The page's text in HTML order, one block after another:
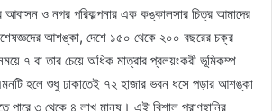
আবাসন ও নগর পরিকল্পনার এক কঙ্কালসার চিত্র আমাদের
আশঙ্কা, দেশে ১৫০ থেকে ২০০ বছরের চক্র
৭ বা তার চেয়ে অধিক মাত্রার প্রলয়ংকরী ভূমিকম্প
হলে শুধু ঢাকাতেই ৭২ হাজার ভবন ধসে পড়ার আশঙ্কা
পারে ৩ থেকে ৪ লাখ মানুষ। এই বিশাল প্রাণহানির